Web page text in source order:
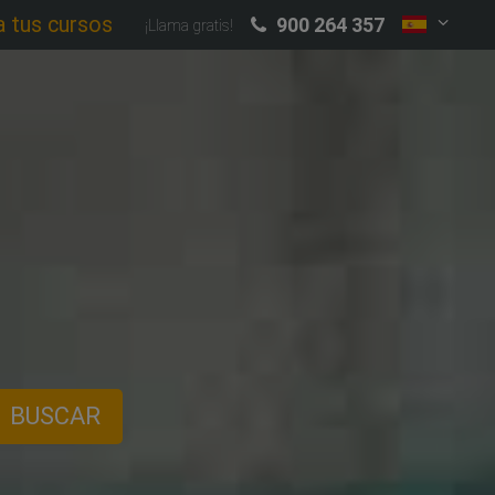
tus cursos ¡Llama gratis! 900 264 357
BUSCAR